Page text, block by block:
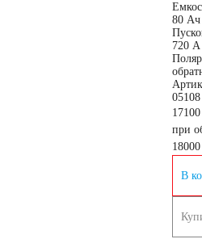
Аккумуляторы для
80 Ач
720 А
05108
при
18000
В